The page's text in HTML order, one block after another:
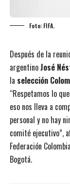
Foto: FIFA.
Después de la
argentinoJosé
la selección
“Respetamos lo
eso nos lleva a
personal y no hay
comité ejecutivo”,
Federación
Bogotá.